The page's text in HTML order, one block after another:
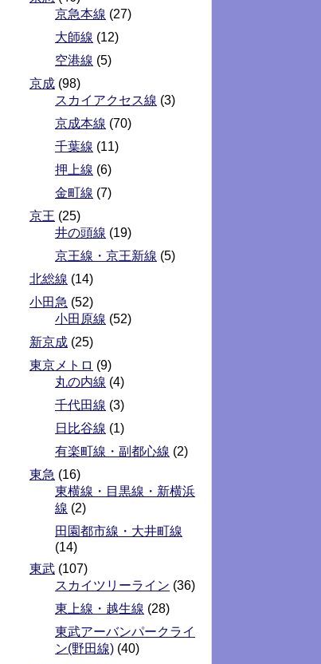
京急本線 (27)
大師線 (12)
空港線 (5)
京成 (98)
スカイアクセス線 (3)
京成本線 (70)
千葉線 (11)
押上線 (6)
金町線 (7)
京王 (25)
井の頭線 (19)
京王線・京王新線 (5)
北総線 (14)
小田急 (52)
小田原線 (52)
新京成 (25)
東京メトロ (9)
丸の内線 (4)
千代田線 (3)
日比谷線 (1)
有楽町線・副都心線 (2)
東急 (16)
東横線・目黒線・新横浜
線 (2)
田園都市線・大井町線
(14)
東武 (107)
スカイツリーライン (36)
東上線・越生線 (28)
東武アーバンパークライ
ン(野田線) (40)